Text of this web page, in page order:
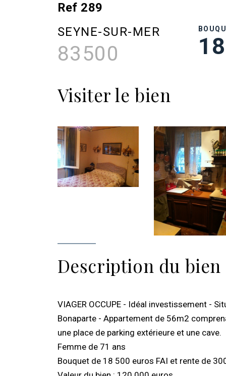
Ref 289
SEYNE-SUR-MER
83500
Visiter le bien
Description du bien
VIAGER OCCUPE - Idéal investissement -
Bonaparte - Appartement de 56m2
une place de parking extérieure et une cave.
Femme de 71 ans
Bouquet de 18 500 euros FAI et rente de